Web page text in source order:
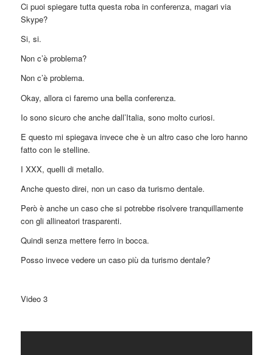
Ci puoi spiegare tutta questa roba in conferenza, magari via
Skype?
Si, si.
Non c’è problema?
Non c’è problema.
Okay, allora ci faremo una bella conferenza.
Io sono sicuro che anche dall’Italia, sono molto curiosi.
E questo mi spiegava invece che è un altro caso che loro hanno
fatto con le stelline.
I XXX, quelli di metallo.
Anche questo direi, non un caso da turismo dentale.
Però è anche un caso che si potrebbe risolvere tranquillamente
con gli allineatori trasparenti.
Quindi senza mettere ferro in bocca.
Posso invece vedere un caso più da turismo dentale?
Video 3